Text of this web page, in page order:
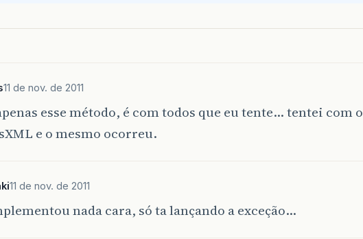
11 de nov. de 2011
esse método, é com todos que eu tente… tentei com o
e o mesmo ocorreu.
11 de nov. de 2011
nada cara, só ta lançando a exceção…